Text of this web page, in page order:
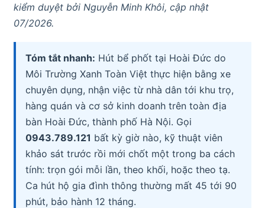
kiểm duyệt bởi Nguyễn Minh Khôi, cập nhật
07/2026.
Tóm tắt nhanh: Hút bể phốt tại Hoài Đức do
Môi Trường Xanh Toàn Việt thực hiện bằng xe
chuyên dụng, nhận việc từ nhà dân tới khu trọ,
hàng quán và cơ sở kinh doanh trên toàn địa
bàn Hoài Đức, thành phố Hà Nội. Gọi
0943.789.121 bất kỳ giờ nào, kỹ thuật viên
khảo sát trước rồi mới chốt một trong ba cách
tính: trọn gói mỗi lần, theo khối, hoặc theo tạ.
Ca hút hộ gia đình thông thường mất 45 tới 90
phút, bảo hành 12 tháng.